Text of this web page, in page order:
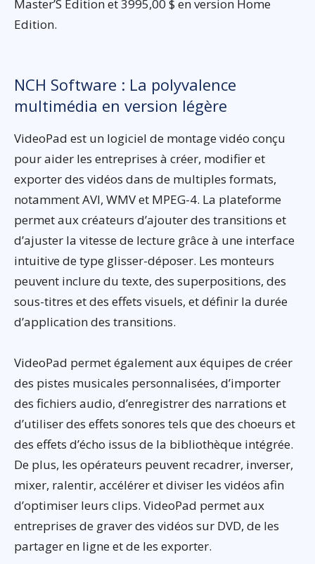
Master’S Edition et 3995,00 $ en version Home
Edition.
NCH Software : La polyvalence
multimédia en version légère
VideoPad est un logiciel de montage vidéo conçu
pour aider les entreprises à créer, modifier et
exporter des vidéos dans de multiples formats,
notamment AVI, WMV et MPEG-4. La plateforme
permet aux créateurs d’ajouter des transitions et
d’ajuster la vitesse de lecture grâce à une interface
intuitive de type glisser-déposer. Les monteurs
peuvent inclure du texte, des superpositions, des
sous-titres et des effets visuels, et définir la durée
d’application des transitions.
VideoPad permet également aux équipes de créer
des pistes musicales personnalisées, d’importer
des fichiers audio, d’enregistrer des narrations et
d’utiliser des effets sonores tels que des choeurs et
des effets d’écho issus de la bibliothèque intégrée.
De plus, les opérateurs peuvent recadrer, inverser,
mixer, ralentir, accélérer et diviser les vidéos afin
d’optimiser leurs clips. VideoPad permet aux
entreprises de graver des vidéos sur DVD, de les
partager en ligne et de les exporter.